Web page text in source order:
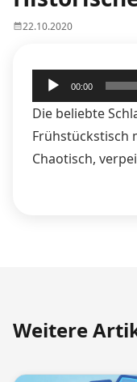
22.10.2020
Audio-
Player
00:00
Die beliebte
Frühstückstisch
Chaotisch,
Weitere